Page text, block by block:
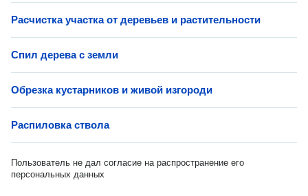
Расчистка участка от деревьев и растительности
Спил дерева с земли
Обрезка кустарников и живой изгороди
Распиловка ствола
Пользователь не дал согласие на распространение его
персональных данных